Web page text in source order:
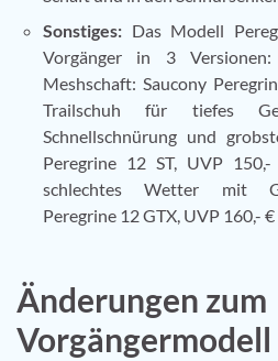
Sonstiges: Das Modell
Vorgänger in 3
Meshschaft: Saucony
Trailschuh für tiefes
Schnellschnürung und
Peregrine 12 ST, UVP
schlechtes Wetter mit
Peregrine 12 GTX, UVP 160,- €
Änderungen zum
Vorgängermodell